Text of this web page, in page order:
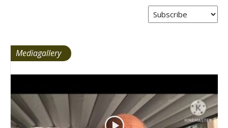
Mediagallery